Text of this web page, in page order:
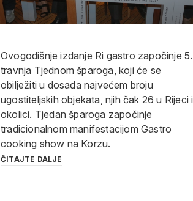
Ovogodišnje izdanje Ri gastro započinje 5.
travnja Tjednom šparoga, koji će se
obilježiti u dosada najvećem broju
ugostiteljskih objekata, njih čak 26 u Rijeci i
okolici. Tjedan šparoga započinje
tradicionalnom manifestacijom Gastro
cooking show na Korzu.
ČITAJTE DALJE